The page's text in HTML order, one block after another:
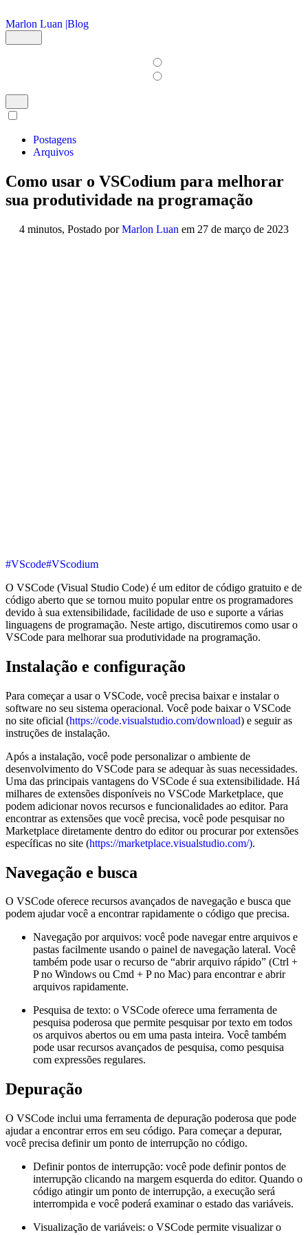
Marlon Luan |Blog
Postagens
Arquivos
Como usar o VSCodium para melhorar
sua produtividade na programação
4 minutos, Postado porMarlon Luan em 27 de março de 2023
#VScode#VScodium
O VSCode (Visual Studio Code) é um editor de código gratuito e de
código aberto que se tornou muito popular entre os programadores
devido à sua extensibilidade, facilidade de uso e suporte a várias
linguagens de programação. Neste artigo, discutiremos como usar o
VSCode para melhorar sua produtividade na programação.
Instalação e configuração
Para começar a usar o VSCode, você precisa baixar e instalar o
software no seu sistema operacional. Você pode baixar o VSCode
no site oficial (https://code.visualstudio.com/download) e seguir as
instruções de instalação.
Após a instalação, você pode personalizar o ambiente de
desenvolvimento do VSCode para se adequar às suas necessidades.
Uma das principais vantagens do VSCode é sua extensibilidade. Há
milhares de extensões disponíveis no VSCode Marketplace, que
podem adicionar novos recursos e funcionalidades ao editor. Para
encontrar as extensões que você precisa, você pode pesquisar no
Marketplace diretamente dentro do editor ou procurar por extensões
específicas no site (https://marketplace.visualstudio.com/).
Navegação e busca
O VSCode oferece recursos avançados de navegação e busca que
podem ajudar você a encontrar rapidamente o código que precisa.
Navegação por arquivos: você pode navegar entre arquivos e
pastas facilmente usando o painel de navegação lateral. Você
também pode usar o recurso de “abrir arquivo rápido” (Ctrl +
P no Windows ou Cmd + P no Mac) para encontrar e abrir
arquivos rapidamente.
Pesquisa de texto: o VSCode oferece uma ferramenta de
pesquisa poderosa que permite pesquisar por texto em todos
os arquivos abertos ou em uma pasta inteira. Você também
pode usar recursos avançados de pesquisa, como pesquisa
com expressões regulares.
Depuração
O VSCode inclui uma ferramenta de depuração poderosa que pode
ajudar a encontrar erros em seu código. Para começar a depurar,
você precisa definir um ponto de interrupção no código.
Definir pontos de interrupção: você pode definir pontos de
interrupção clicando na margem esquerda do editor. Quando o
código atingir um ponto de interrupção, a execução será
interrompida e você poderá examinar o estado das variáveis.
Visualização de variáveis: o VSCode permite visualizar o